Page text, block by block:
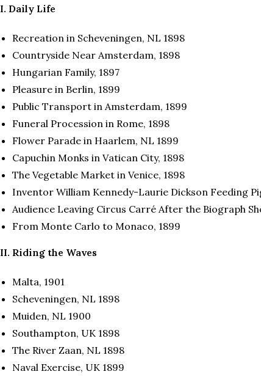
I. Daily Life
Recreation in Scheveningen, NL 1898
Countryside Near Amsterdam, 1898
Hungarian Family, 1897
Pleasure in Berlin, 1899
Public Transport in Amsterdam, 1899
Funeral Procession in Rome, 1898
Flower Parade in Haarlem, NL 1899
Capuchin Monks in Vatican City, 1898
The Vegetable Market in Venice, 1898
Inventor William Kennedy-Laurie Dickson Feeding
Audience Leaving Circus Carré After the Biograph
From Monte Carlo to Monaco, 1899
II. Riding the Waves
Malta, 1901
Scheveningen, NL 1898
Muiden, NL 1900
Southampton, UK 1898
The River Zaan, NL 1898
Naval Exercise, UK 1899